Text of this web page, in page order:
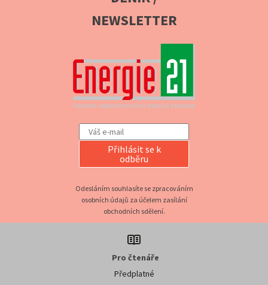
NEWSLETTER
Přihlásit se k
odběru
Odesláním souhlasíte se zpracováním
osobních údajů za účelem zasílání
obchodních sdělení.
Pro čtenáře
Předplatné